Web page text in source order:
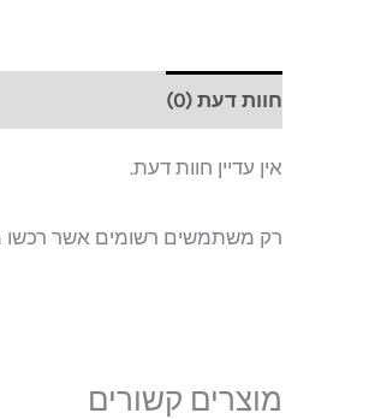
חוות דעת (0)
אין עדיין חוות דעת.
רק משתמשים רשומים אשר רכשו
מוצרים קשורים